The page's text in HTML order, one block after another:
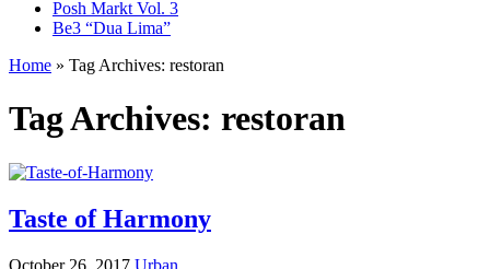
Posh Markt Vol. 3
Be3 “Dua Lima”
Home » Tag Archives: restoran
Tag Archives: restoran
Taste of Harmony
October 26, 2017 Urban